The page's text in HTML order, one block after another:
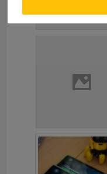
Informacje
danych osobowych